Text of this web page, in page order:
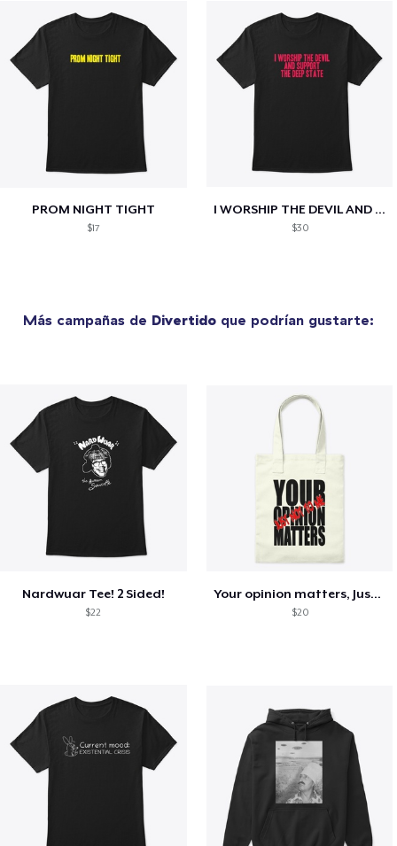
PROM NIGHT TIGHT
$17
I WORSHIP THE DEVIL AND SUPPORT THE...
$30
Más campañas de Divertido que podrían gustarte:
Nardwuar Tee! 2 Sided!
$22
Your opinion matters, Just not to me!
$20